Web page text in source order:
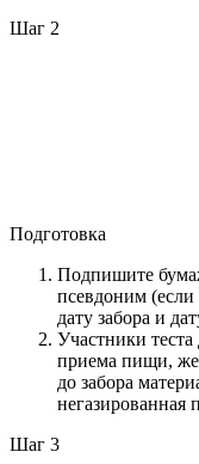
Шаг 2
Подготовка
Подпишите
псевдоним (если
дату забора и
Участники
приема пищи,
до забора
негазированная
Шаг 3